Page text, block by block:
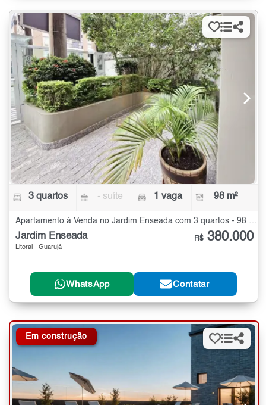
3 quartos - suíte 1 vaga 98 m²
Apartamento à Venda no Jardim Enseada com 3 quartos - 98 m²
Jardim Enseada
Litoral - Guarujá
R$ 380.000
WhatsApp Contatar
Em construção